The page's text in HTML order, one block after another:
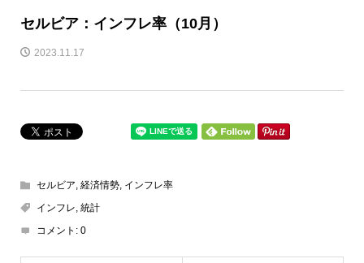
セルビア：インフレ率（10月）
2023.11.17
セルビア 経済情勢, インフレ率
インフレ 統計
コメント: 0